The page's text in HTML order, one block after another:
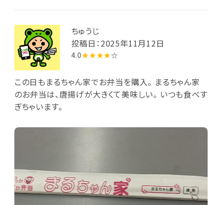
ちゅうじ
投稿日：2025年11月12日
4.0★★★★☆
この日もまるちゃん家でお弁当を購入。 まるちゃん家
のお弁当は、唐揚げが大きくて美味しい。 いつも食べす
ぎちゃいます。